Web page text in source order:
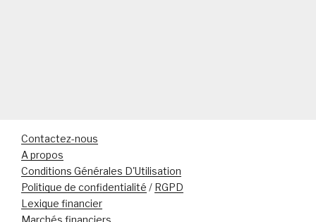
Contactez-nous
A propos
Conditions Générales D'Utilisation
Politique de confidentialité / RGPD
Lexique financier
Marchés financiers